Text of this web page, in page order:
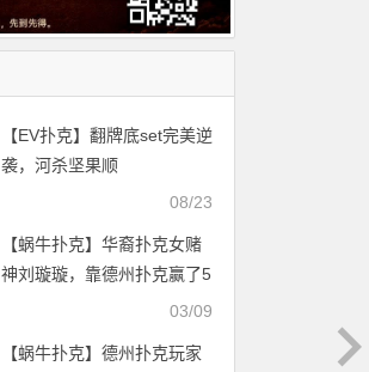
【EV扑克】翻牌底set完美逆
袭，河杀坚果顺
08/23
【蜗牛扑克】华裔扑克女赌
神刘璇璇，靠德州扑克赢了5
03/09
【蜗牛扑克】德州扑克玩家